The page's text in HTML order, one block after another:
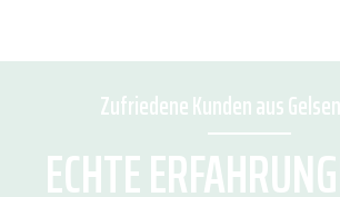
Zufriedene Kunden aus
ECHTE